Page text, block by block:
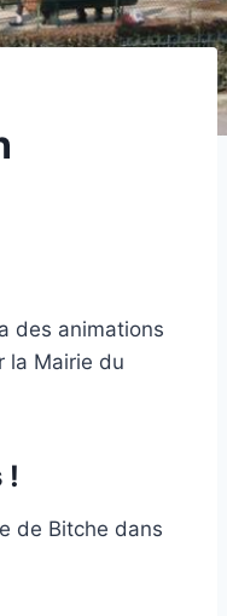
des animations
la Mairie du
!
de Bitche dans